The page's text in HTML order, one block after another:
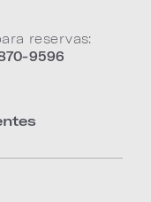
reservas:
9596